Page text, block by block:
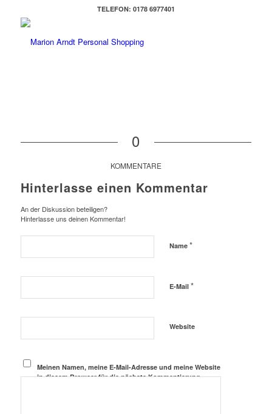
TELEFON: 0178 6977401
0
KOMMENTARE
Hinterlasse einen Kommentar
An der Diskussion beteiligen?
Hinterlasse uns deinen Kommentar!
Name *
E-Mail *
Website
Meinen Namen, meine E-Mail-Adresse und meine Website
in diesem Browser für die nächste Kommentierung